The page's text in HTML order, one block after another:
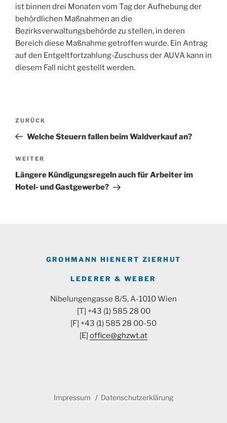
ist binnen drei Monaten vom Tag der Aufhebung der
behördlichen Maßnahmen an die
Bezirksverwaltungsbehörde zu stellen, in deren
Bereich diese Maßnahme getroffen wurde. Ein Antrag
auf den Entgeltfortzahlung-Zuschuss der AUVA kann in
diesem Fall nicht gestellt werden.
Beitragsnavigation
Vorheriger
Beitrag
ZURÜCK
Welche Steuern fallen beim Waldverkauf an?
Nächster
Beitrag
WEITER
Längere Kündigungsregeln auch für Arbeiter im
Hotel- und Gastgewerbe?
GROHMANN HIENERT ZIERHUT
LEDERER & WEBER
Nibelungengasse 8/5, A-1010 Wien
[T] +43 (1) 585 28 00
[F] +43 (1) 585 28 00-50
[E] office@ghzwt.at
Impressum Datenschutzerklärung